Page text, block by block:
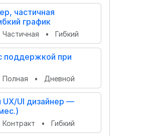
частичная
график
Частичная • Гибкий
поддержкой при
Полная • Дневной
UX/UI дизайнер —
Контракт • Гибкий